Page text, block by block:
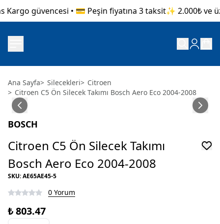
güvencesi • 💳 Peşin fiyatına 3 taksit✨ 2.000₺ ve
Ana Sayfa> Silecekleri> Citroen
> Citroen C5 Ön Silecek Takımı Bosch Aero Eco 2004-2008
BOSCH
Citroen C5 Ön Silecek Takımı
Bosch Aero Eco 2004-2008
SKU:AE65AE45-5
0 Yorum
₺ 803.47